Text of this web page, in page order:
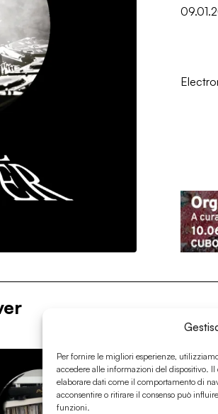
Per fornire le migliori esperienze,
accedere alle informazioni del dispositivo. Il
elaborare dati come il comportamento di
acconsentire o ritirare il consenso può
funzioni.